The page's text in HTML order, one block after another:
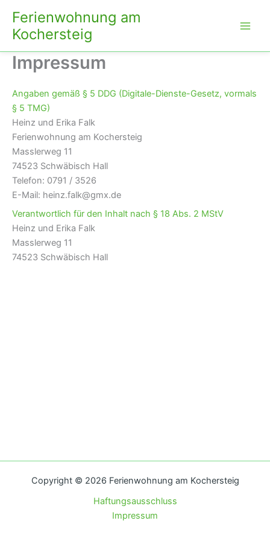
Inhalt
springen
Ferienwohnung am
Kochersteig
Impressum
Angaben gemäß § 5 DDG (Digitale-Dienste-Gesetz, vormals
§ 5 TMG)
Heinz und Erika Falk
Ferienwohnung am Kochersteig
Masslerweg 11
74523 Schwäbisch Hall
Telefon: 0791 / 3526
E-Mail: heinz.falk@gmx.de
Verantwortlich für den Inhalt nach § 18 Abs. 2 MStV
Heinz und Erika Falk
Masslerweg 11
74523 Schwäbisch Hall
Copyright © 2026 Ferienwohnung am Kochersteig
Haftungsausschluss
Impressum